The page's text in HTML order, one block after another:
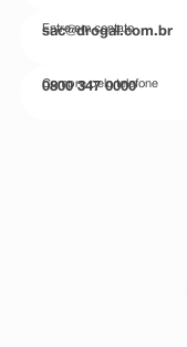
Entre em contato
sac@drogal.com.br
Compre pelo telefone
0800 347 0000